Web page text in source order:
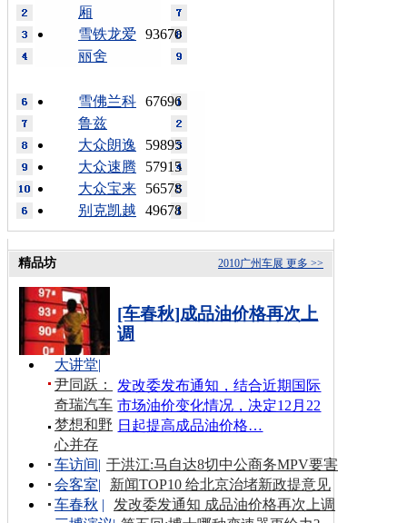
厢
93670
雪铁龙爱
丽舍
67696
雪佛兰科
鲁兹
59895
大众朗逸
57915
大众速腾
56578
大众宝来
49678
别克凯越
更多 >>
2010广州车展
精品坊
[车春秋]成品油价格再次上
调
发改委发布通知，结合近期国际
市场油价变化情况，决定12月22
日起提高成品油价格…
大讲堂|
尹同跃：
奇瑞汽车
梦想和野
心并存
车访间| 于洪江:马自达8切中公商务MPV要害
会客室|
新闻TOP10 给北京治堵新政提意见
车春秋 |
发改委发通知 成品油价格再次上调